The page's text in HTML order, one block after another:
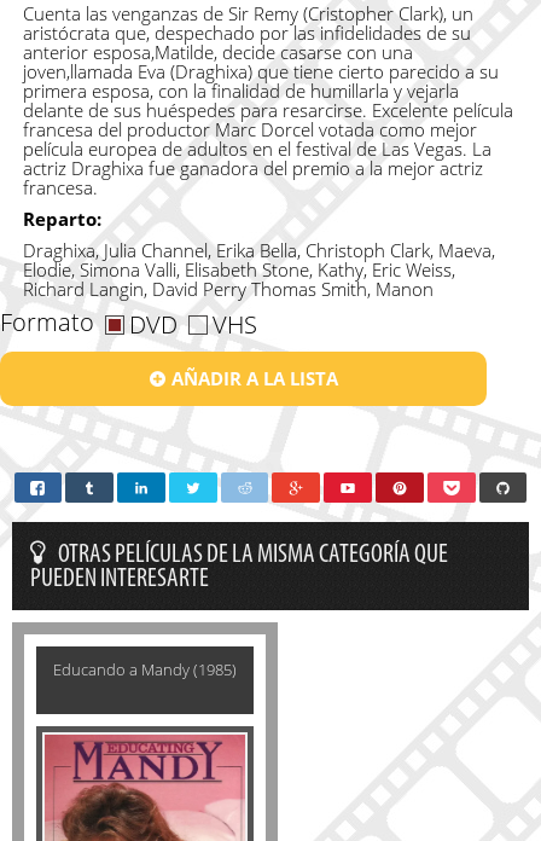
Cuenta las venganzas de Sir Remy (Cristopher Clark), un
aristócrata que, despechado por las infidelidades de su
anterior esposa,Matilde, decide casarse con una
joven,llamada Eva (Draghixa) que tiene cierto parecido a su
primera esposa, con la finalidad de humillarla y vejarla
delante de sus huéspedes para resarcirse. Excelente película
francesa del productor Marc Dorcel votada como mejor
película europea de adultos en el festival de Las Vegas. La
actriz Draghixa fue ganadora del premio a la mejor actriz
francesa.
Reparto:
Draghixa, Julia Channel, Erika Bella, Christoph Clark, Maeva,
Elodie, Simona Valli, Elisabeth Stone, Kathy, Eric Weiss,
Richard Langin, David Perry Thomas Smith, Manon
Formato DVD VHS
AÑADIR A LA LISTA
OTRAS PELÍCULAS DE LA MISMA CATEGORÍA QUE
PUEDEN INTERESARTE
Educando a Mandy (1985)